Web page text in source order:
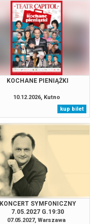
KOCHANE PIENIĄŻKI
10.12.2026, Kutno
kup bilet
KONCERT SYMFONICZNY
7.05.2027 G.19:30
07.05.2027, Warszawa